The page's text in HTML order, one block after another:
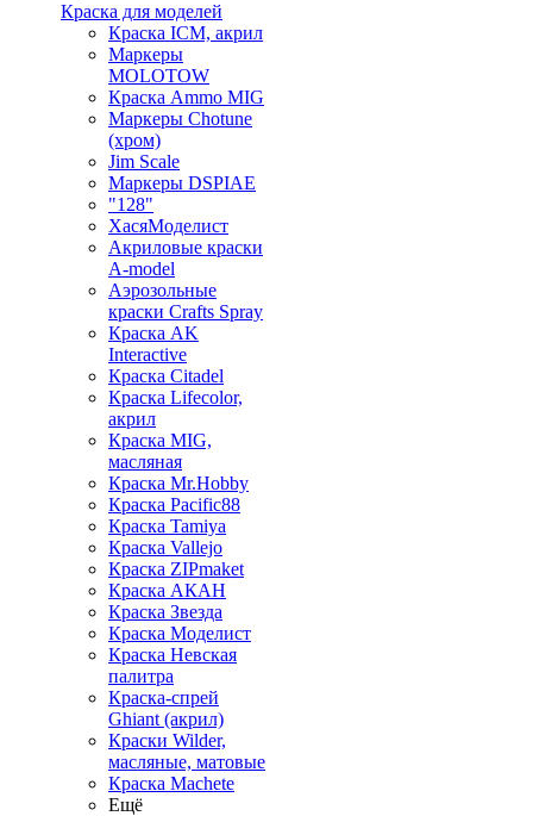
Краска для моделей
Краска ICM, акрил
Маркеры
MOLOTOW
Краска Ammo MIG
Маркеры Chotune
(хром)
Jim Scale
Маркеры DSPIAE
"128"
ХасяМоделист
Акриловые краски
A-model
Аэрозольные
краски Crafts Spray
Краска AK
Interactive
Краска Citadel
Краска Lifecolor,
акрил
Краска MIG,
масляная
Краска Mr.Hobby
Краска Pacific88
Краска Tamiya
Краска Vallejo
Краска ZIPmaket
Краска АКАН
Краска Звезда
Краска Моделист
Краска Невская
палитра
Краска-спрей
Ghiant (акрил)
Краски Wilder,
масляные, матовые
Краска Machete
Ещё